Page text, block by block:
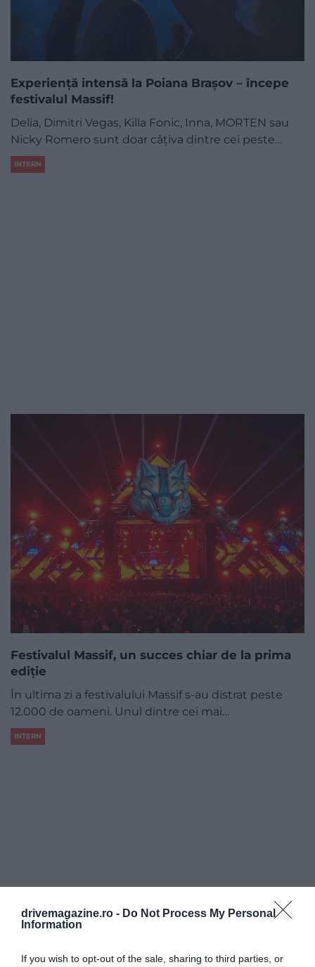
drivemagazine.ro - Do Not Process My Personal
Information
If you wish to opt-out of the sale, sharing to third parties, or
Experiență intensă la Poiana Brașov – începe
festivalul Massif!
Delia, Dimitri Vegas, Killa Fonic, Inna, MORTEN sau
Nicky Romero sunt doar câțiva dintre cei peste…
INTERN
Festivalul Massif, un succes chiar de la prima
ediție
În ultima zi a festivalului Massif s-au distrat peste
12.000 de oameni. Unul dintre cei mai…
INTERN